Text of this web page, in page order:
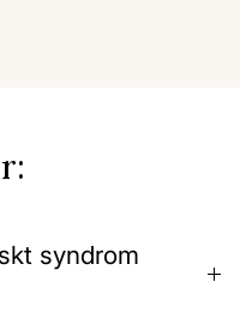
syndrom